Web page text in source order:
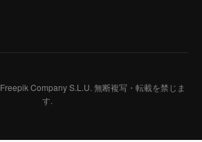
Freepik Company S.L.U. 無断複写・転載を禁じま
す.